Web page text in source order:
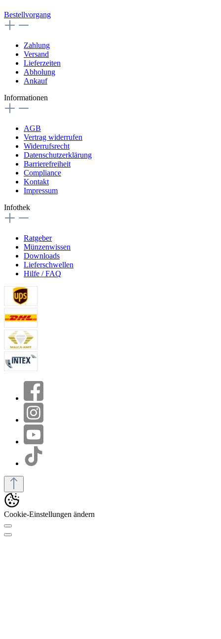
Bestellvorgang
Zahlung
Versand
Lieferzeiten
Abholung
Ankauf
Informationen
AGB
Vertrag widerrufen
Widerrufsrecht
Datenschutzerklärung
Barrierefreiheit
Compliance
Kontakt
Impressum
Infothek
Ratgeber
Münzenwissen
Downloads
Lieferschwellen
Hilfe / FAQ
Cookie-Einstellungen ändern